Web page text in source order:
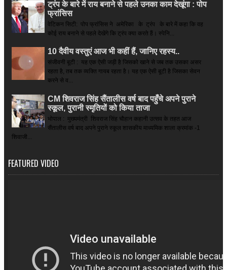
ट्रंप के बारे में राय बनाने से पहले उनका काम देखूंगा : पोप
फ्रांसिस
वेटिकन सिटी: पोप फ्रांसिस ने अमेरिका के ट्रंप के बारे में कहा कि वह
कोई राय बनाने से पहले देखेंगे कि ट्रंप क्या करते हैं। स्पेनि...
10 दैवीय वस्तुएं आज भी कहीं हैं, जानिए रहस्य..
संजीवनी बूटी : यह एक ऐसी जड़ी है जिसको खाने से जब तक उसका असर
रहता है, तब तक व्यक्ति गायब रहता है। यह एक ऐसी बूटी है जिसका सेवन
करने से व...
CM शिवराज सिंह सैंतालीस वर्ष बाद पहुँचे अपने पुराने
स्कूल, पुरानी स्मृतियों को किया ताजा
भोपाल : मुख्यमंत्री शिवराज सिंह चौहान कहानी उत्सव के तहत आज
सैंतालीस वर्ष बाद अपने पुराने स्कूल शासकीय माध्यमिक शाला क्रमांक -1
शिवाजी...
FEATURED VIDEO